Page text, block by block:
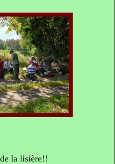
la lisière!!